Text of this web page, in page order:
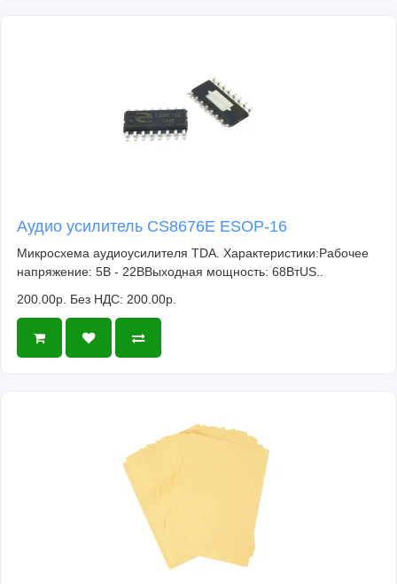
Аудио усилитель CS8676E ESOP-16
Микросхема аудиоусилителя TDA. Характеристики:Рабочее
напряжение: 5В - 22ВВыходная мощность: 68ВтUS..
200.00р. Без НДС: 200.00р.